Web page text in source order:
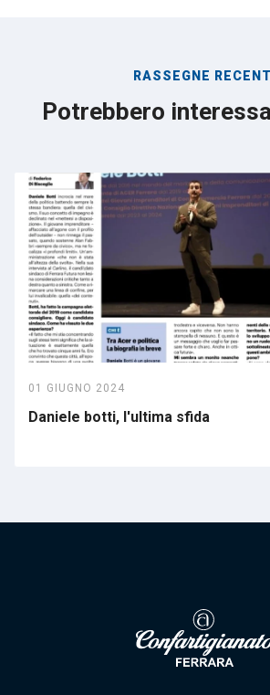
RASSEGNE RECENTI
Potrebbero
01 GIUGNO 2024
Daniele botti, l'ultima sfida